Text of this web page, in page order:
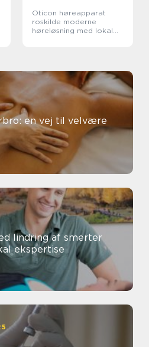
Oticon høreapparat
roskilde moderne
høreløsning med lokal
en vej til velvære
ekspertise